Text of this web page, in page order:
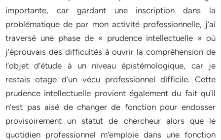
importante, car gardant une inscription dans la
problématique de par mon activité professionnelle, j’ai
traversé une phase de « prudence intellectuelle » où
j’éprouvais des difficultés à ouvrir la compréhension de
l’objet d’étude à un niveau épistémologique, car je
restais otage d’un vécu professionnel difficile. Cette
prudence intellectuelle provient également du fait qu’il
n’est pas aisé de changer de fonction pour endosser
provisoirement un statut de chercheur alors que le
quotidien professionnel m’emploie dans une fonction